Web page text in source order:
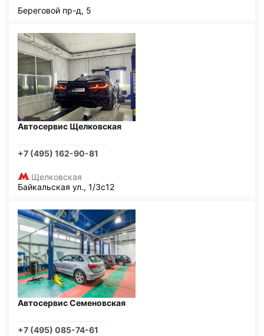
Береговой пр-д, 5
Автосервис Щелковская
+7 (495) 162-90-81
Щелковская
Байкальская ул., 1/3с12
Автосервис Семеновская
+7 (495) 085-74-61